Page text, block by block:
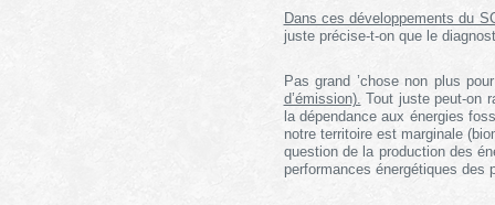
Dans ces développements du
juste précise-t-on que le
Pas grand ’chose non plus
d’émission). Tout juste peut-on
la dépendance aux énergies
notre territoire est marginale
question de la production des
performances énergétiques des